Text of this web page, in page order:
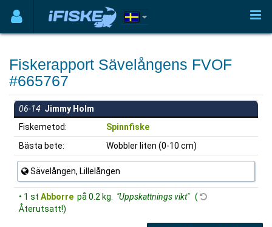
Fiskerapport Sävelångens FVOF
#665767
06-14 Jimmy Holm
Fiskemetod:
Spinnfiske
Bästa bete:
Wobbler liten (0-10 cm)
Sävelången, Lillelången
• 1 st Abborre på 0.2 kg. "Uppskattnings vikt" (
Återutsatt!)